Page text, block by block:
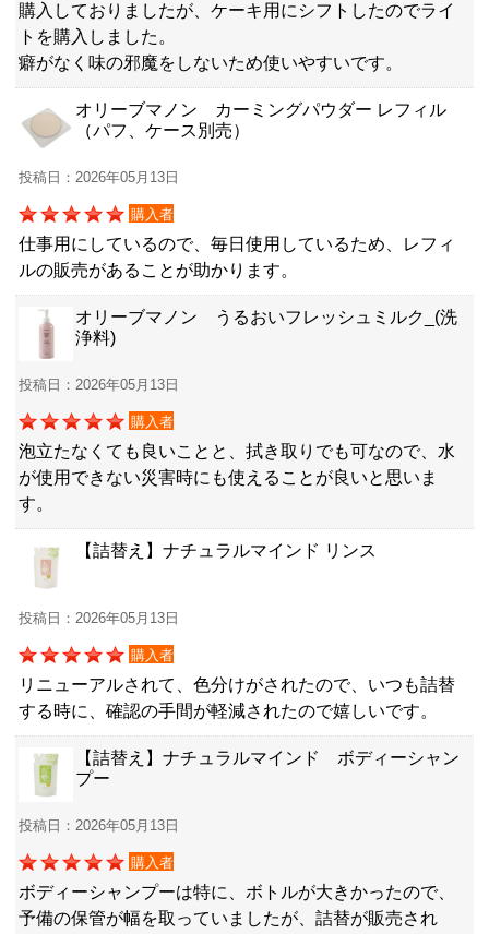
購入しておりましたが、ケーキ用にシフトしたのでライ
トを購入しました。
癖がなく味の邪魔をしないため使いやすいです。
オリーブマノン カーミングパウダー レフィル
（パフ、ケース別売）
投稿日：2026年05月13日
購入者
仕事用にしているので、毎日使用しているため、レフィ
ルの販売があることが助かります。
オリーブマノン うるおいフレッシュミルク_(洗
浄料)
投稿日：2026年05月13日
購入者
泡立たなくても良いことと、拭き取りでも可なので、水
が使用できない災害時にも使えることが良いと思いま
す。
【詰替え】ナチュラルマインド リンス
投稿日：2026年05月13日
購入者
リニューアルされて、色分けがされたので、いつも詰替
する時に、確認の手間が軽減されたので嬉しいです。
【詰替え】ナチュラルマインド ボディーシャン
プー
投稿日：2026年05月13日
購入者
ボディーシャンプーは特に、ボトルが大きかったので、
予備の保管が幅を取っていましたが、詰替が販売され